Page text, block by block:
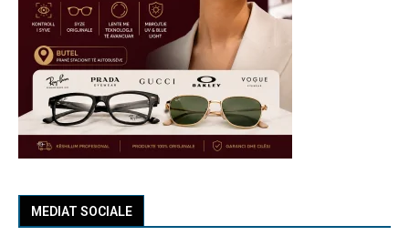
MEDIAT SOCIALE